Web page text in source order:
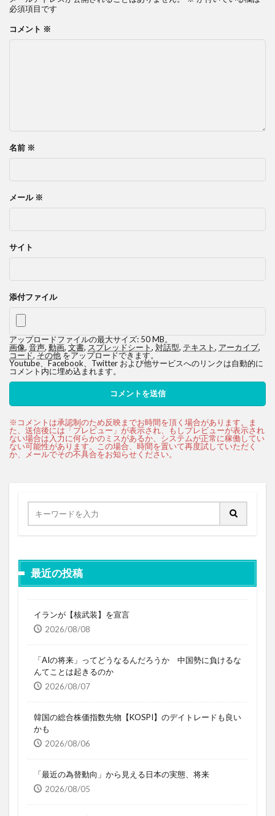
必須項目です
コメント ※
名前 ※
メール ※
サイト
添付ファイル
アップロードファイルの最大サイズ: 50 MB。
画像, 音声, 動画, 文書, スプレッドシート, 対話型, テキスト, アーカイブ,
コード,その他をアップロードできます。
Youtube、Facebook、Twitter および他サービスへのリンクは自動的に
コメント内に埋め込まれます。
最近の投稿
イランが【核武装】を宣言
2026/08/08
「AIの将来」ってどうなるんだろうか 中国勢に負けるな
んてことは起きるのか
2026/08/07
韓国の総合株価指数先物【KOSPI】のデイトレードも良い
かも
2026/08/06
「最近の為替動向」から見える日本の実態、将来
2026/08/05